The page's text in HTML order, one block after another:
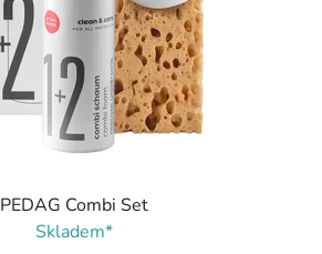
PEDAG Combi Set
Skladem*